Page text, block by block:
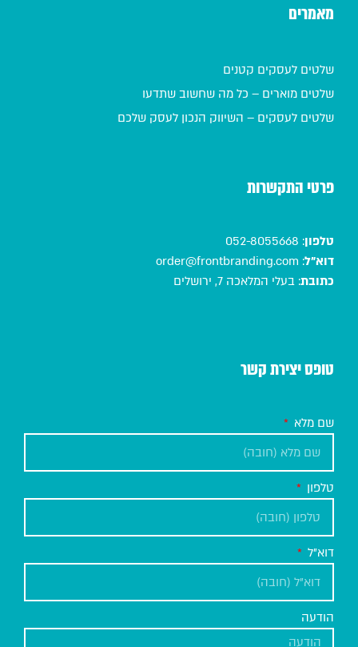
מאמרים
שלטים לעסקים קטנים
שלטים מוארים – כל מה שחשוב שתדעו
שלטים לעסקים – השיווק הנכון לעסק שלכם
פרטי התקשרות
טלפון:
052-8055668
דוא"ל:
order@frontbranding.com
כתובת: בעלי המלאכה 7, ירושלים
טופס יצירת קשר
שם מלא
טלפון
דוא"ל
הודעה